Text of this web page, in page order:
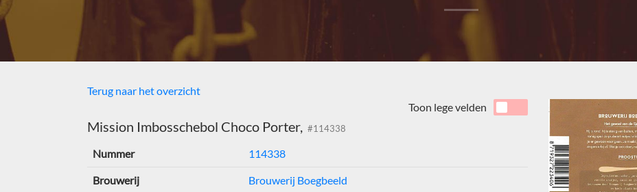
Terug naar het overzicht
Mission Imbosschebol Choco Porter, #114338
Toon lege velden
Nummer 114338
Brouwerij Brouwerij Boegbeeld